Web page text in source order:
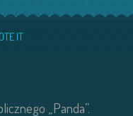
IT
„Panda”.